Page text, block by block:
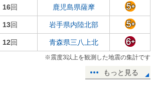
16回 鹿児島県薩摩
13回 岩手県内陸北部
12回 青森県三八上北
※震度3以上を観測した地震の集計です
もっと見る